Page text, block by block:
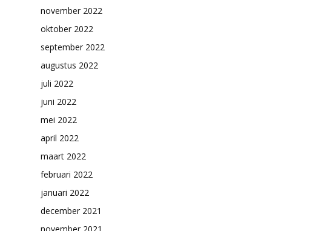
november 2022
oktober 2022
september 2022
augustus 2022
juli 2022
juni 2022
mei 2022
april 2022
maart 2022
februari 2022
januari 2022
december 2021